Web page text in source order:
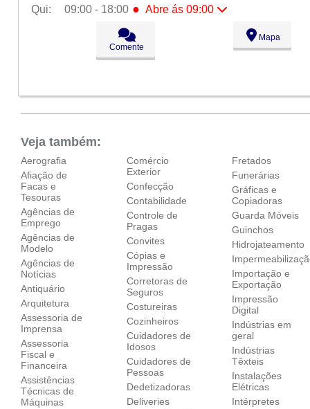
Qui:
09:00 - 18:00 ● Abre ás 09:00
09:00 - 18:00
09:00 - 18:00
09:00 - 18:00
Comente
Mapa
Veja também:
Aerografia
Afiação de
Facas e
Tesouras
Agências de
Emprego
Agências de
Modelo
Agências de
Notícias
Antiquário
Arquitetura
Assessoria de
Imprensa
Assessoria
Fiscal e
Financeira
Assistências
Técnicas de
Máquinas
Comércio
Exterior
Confecção
Contabilidade
Controle de
Pragas
Convites
Cópias e
Impressão
Corretoras de
Seguros
Costureiras
Cozinheiros
Cuidadores de
Idosos
Cuidadores de
Pessoas
Dedetizadoras
Deliveries
Fretados
Funerárias
Gráficas e
Copiadoras
Guarda Móveis
Guinchos
Hidrojateamento
Importação e
Exportação
Impressão
Digital
Indústrias em
geral
Indústrias
Têxteis
Instalações
Elétricas
Intérpretes